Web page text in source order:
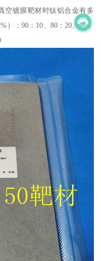
空镀膜靶材时钛铝合金有多
）：90：10、80：20、70：